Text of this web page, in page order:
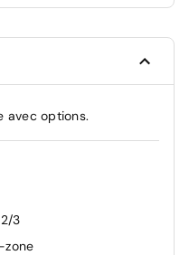
avec options.
3
zone